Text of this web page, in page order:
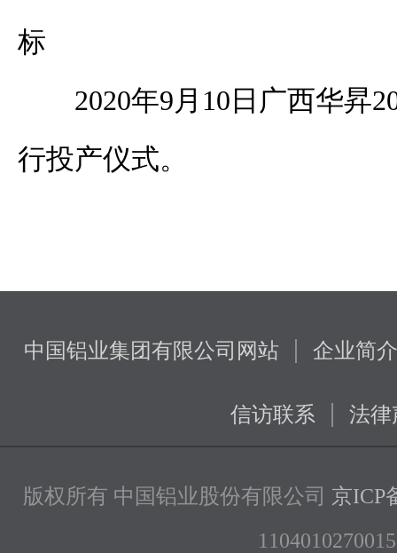
标
2020年9月10日广西华昇
行投产仪式。
中国铝业集团有限公司网站 | 企业简介
信访联系 | 法律
版权所有 中国铝业股份有限公司 京ICP